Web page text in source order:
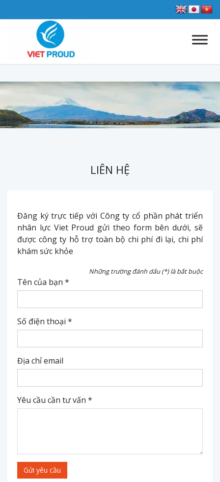
LIÊN HỆ
Đăng ký trực tiếp với Công ty cổ phần phát triển
nhân lực Viet Proud gửi theo form bên dưới, sẽ
được công ty hỗ trợ toàn bộ chi phí đi lại, chi phí
khám sức khỏe
Những trường đánh dấu (*) là bắt buộc
Tên của bạn *
Số điện thoại *
Địa chỉ email
Yêu cầu cần tư vấn *
Gửi yêu cầu